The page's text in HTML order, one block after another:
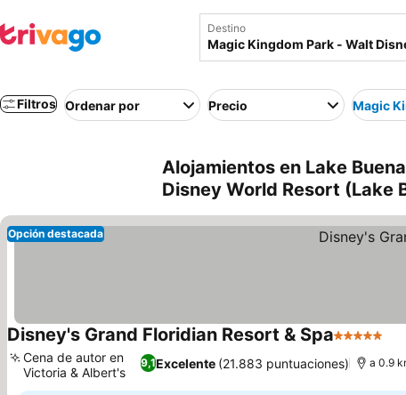
Destino
Filtros Ordenar por Precio Magic
Alojamientos en Lake
Disney World Resort (Lake
Opción destacada
Disney's Grand Floridian Resort & Spa5 Estrellas
9,1Excelente (21.883 puntuaciones)
Cena de autor en
Victoria & Albert's
a 0.9